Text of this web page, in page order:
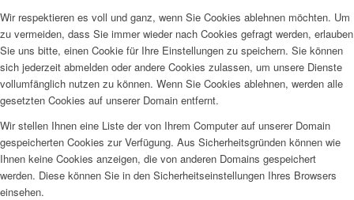
Wir respektieren es voll und ganz, wenn Sie Cookies ablehnen möchten. Um
zu vermeiden, dass Sie immer wieder nach Cookies gefragt werden, erlauben
Sie uns bitte, einen Cookie für Ihre Einstellungen zu speichern. Sie können
sich jederzeit abmelden oder andere Cookies zulassen, um unsere Dienste
vollumfänglich nutzen zu können. Wenn Sie Cookies ablehnen, werden alle
gesetzten Cookies auf unserer Domain entfernt.
Wir stellen Ihnen eine Liste der von Ihrem Computer auf unserer Domain
gespeicherten Cookies zur Verfügung. Aus Sicherheitsgründen können wie
Ihnen keine Cookies anzeigen, die von anderen Domains gespeichert
werden. Diese können Sie in den Sicherheitseinstellungen Ihres Browsers
einsehen.